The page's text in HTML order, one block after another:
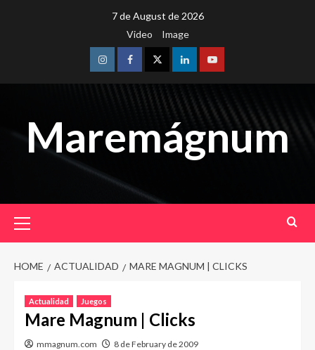
7 de August de 2026
Video
Image
InstagramFacebookTwitterLinkedinYoutube
Maremágnum
Menu
HOME ACTUALIDAD MARE MAGNUM | CLICKS
Actualidad Juegos
Mare Magnum | Clicks
mmagnum.com 8 de February de 2009